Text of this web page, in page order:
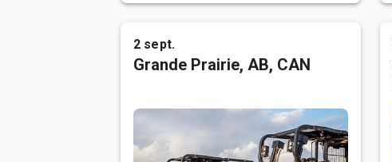
2 sept.
Grande Prairie, AB, CAN